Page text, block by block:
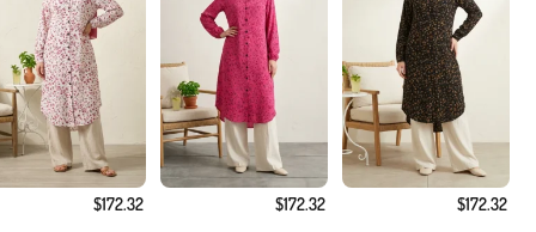
$172.32
$172.32
$172.32